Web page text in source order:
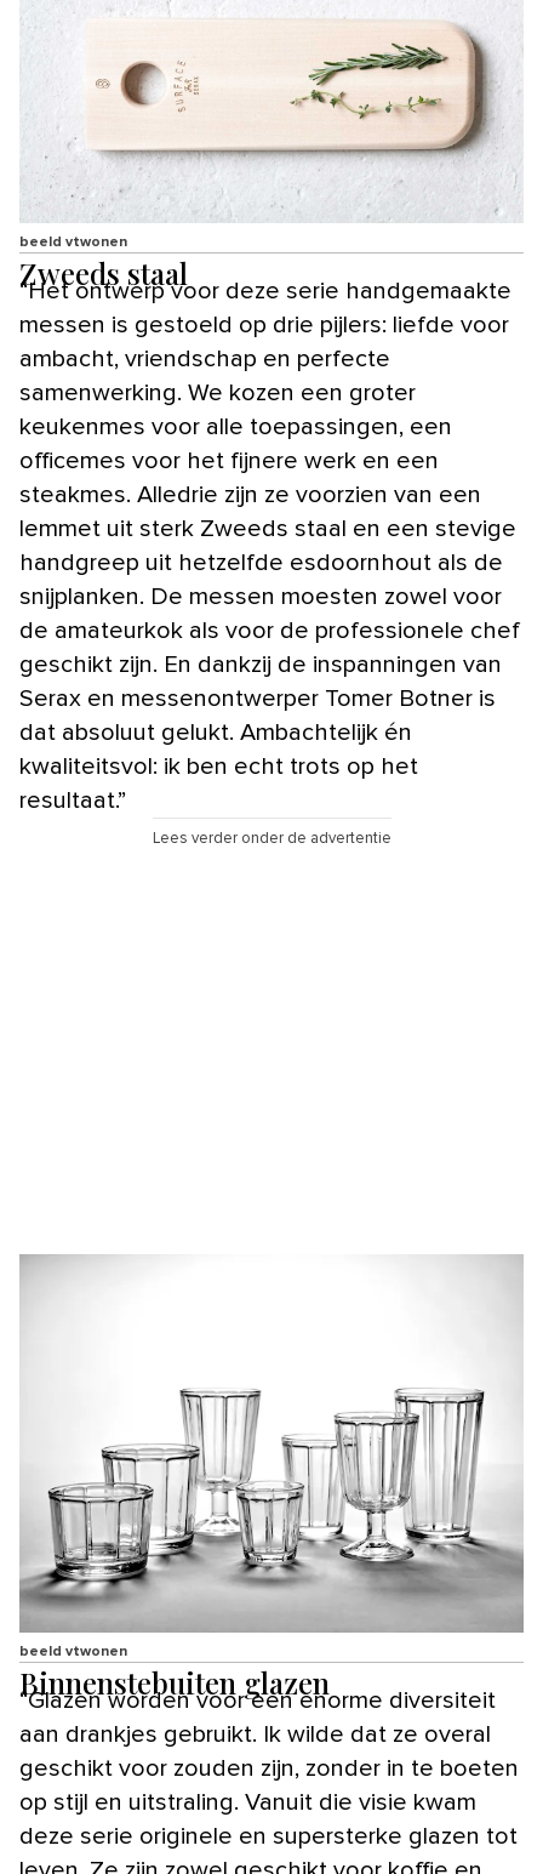
beeld vtwonen
Zweeds staal
“Het ontwerp voor deze serie handgemaakte
messen is gestoeld op drie pijlers: liefde voor
ambacht, vriendschap en perfecte
samenwerking. We kozen een groter
keukenmes voor alle toepassingen, een
officemes voor het fijnere werk en een
steakmes. Alledrie zijn ze voorzien van een
lemmet uit sterk Zweeds staal en een stevige
handgreep uit hetzelfde esdoornhout als de
snijplanken. De messen moesten zowel voor
de amateurkok als voor de professionele chef
geschikt zijn. En dankzij de inspanningen van
Serax en messenontwerper Tomer Botner is
dat absoluut gelukt. Ambachtelijk én
kwaliteitsvol: ik ben echt trots op het
resultaat.”
Lees verder onder de advertentie
beeld vtwonen
Binnenstebuiten glazen
“Glazen worden voor een enorme diversiteit
aan drankjes gebruikt. Ik wilde dat ze overal
geschikt voor zouden zijn, zonder in te boeten
op stijl en uitstraling. Vanuit die visie kwam
deze serie originele en supersterke glazen tot